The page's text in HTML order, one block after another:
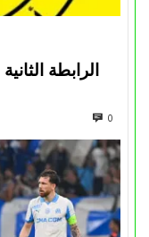
الرابطة
0